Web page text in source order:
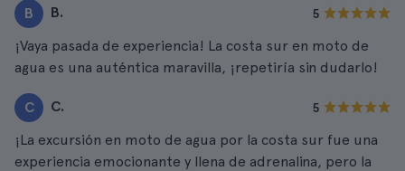
B B. 5
¡Vaya pasada de experiencia! La costa sur en moto de
agua es una auténtica maravilla, ¡repetiría sin dudarlo!
C C. 5
¡La excursión en moto de agua por la costa sur fue una
experiencia emocionante y llena de adrenalina, pero la